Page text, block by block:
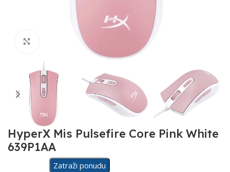
Click to enlarge
HyperX Mis Pulsefire Core Pink White
639P1AA
Zatraži ponudu